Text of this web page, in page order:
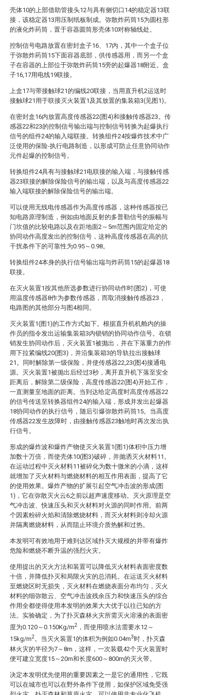
壳体10的上部借助管接头12与具有侧切口14的稳定器13联
接，该稳定器13用压制纸板制成。弥散炸药筒15为圆柱形
的液化炸药筒，置于容器圆筒形壳体10对称轴线处。
控制信号电路放置在密封盒子16、17内，其中一个盒子位
于弥散炸药筒15下面容器底部，供传感器用，而另一个盒
子在容器的上部位于弥散炸药筒15旁的起爆器18附近。盒
子16,17用电线19联接。
上盒17与带接触球21的编线20联接，当用直升机2运送时
接触球21用于联接灭火装置1及其放置的集装箱3(见图1)。
在密封盒16内放置高度传感器22(图4)和接触传感器23。传
感器22和23的控制信号输出端与控制信号转换为起爆执行
信号的组件24的输入端联接。转换组件24按爆炸技术中广
泛使用的保险-执行电路制造，以形成可防止任意协同动作
元件起爆的控制信号。
转换组件24具有与接触球21电联接的输入端，与接触传感
器23联接的解除保险信号的输出端，以及与高度传感器22
输入端联接的解除保险信号的输出端。
可以使用无线电传感器作为高度传感器，这种传感器按已
知电路原理制造，例如由地面反射的多普勒信号的振幅与
门坎值的比较电路以及在距地面2～5m范围内固定给定的
协同动作高度发出的控制信号，这种高度传感器在高的抗
干扰条件下的可靠性为0.95～0.98。
转换组件24本身的执行信号输出端与炸药筒15的起爆器18
联接。
在灭火装置1按其他所选参数进行协同动作时(图2)，可使
用温度传感器8作为参数传感器，而取消接触传感器23，
电路图的其他部分与图4相同。
灭火装置1(图1)的工作方式如下。根据直升机机舱内的操
作员的指令发出运输集装箱3内锁销的协同动作信号。在锁
销发生协同动作后，灭火装置1被抛出，并在下落重力的作
用下拉紧编线20(图3)，并沿集装箱3的导轨拉出接触球
21。同时解除第一级保险，并使传感器22,23(图4)接通电
源。灭火装置1被抛出后经过3秒，离开直升机下落至安全
距离后，解除第二级保险，高度传感器22(图4)开始工作，
一直测量至地面的距离。当到达给定高度时高度传感器22
的信号传送至转换器组件24的输入端，形成并发出起爆器
18协同动作的执行信号，随后引爆弥散炸药筒15。当高度
传感器22发生故障时，由接触传感器23触地时再次发出执
行信号。
形成的爆炸波和爆炸产物使灭火装置1(图1)体积中压力增
加数十万倍，而使壳体10(图3)破碎，并抛洒灭火材料11。
在运动过程中灭火材料11被碎化为数十微米的小滴，这样
就增加了灭火材料与燃烧材料的相互作用表面，提高了它
的使用效果。爆炸产物的扩展引起空气冲击波的形成(图
1)，它在弥散灭火云6之前以超声速度移动。灭火原理是空
气冲击波、快速压头和灭火材料对火源的同时作用。前两
个因素粉碎火焰和清除燃烧材料，而灭火材料则冷却火源
并隔离燃烧材料，从而阻止环境介质热解和过热。
本发明可有效地用于难到达区域扑灭大规模的并带有爆炸
危险和燃烧不断升温的强烈火灾。
使用提出的灭火方法和装置可以降低灭火材料表面密度数
十倍，并降低扑灭和局限火灾的总消耗。在运送灭火材料
至燃烧区时无损失，灭火材料在燃烧表面分布均匀，灭火
材料的细弥散云、空气冲击波残余压力和快速压头的综合
作用全都使得使用本发明的效果大大优于以往已知的方
法。实验确定，为了扑灭森林火灾所需灭火溶液的表面密
度为0.120～0.150Kg/m2 ，而使用喷水法需要水12～
15kg/m2。当灭火装置1的体积为例如0.04m3时，扑灭森
林火灾的半径为7～8m，这样，一次装载42个灭火装置时
便可建立宽度15～20m和长度600～800m的灭火带。
决定本发明优先使用的重要因素之一是它的通用性，它既
可以在城市也可以在野外条件下使用，如保护区域免受强